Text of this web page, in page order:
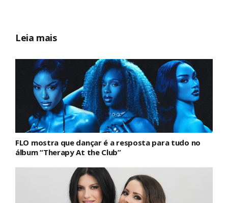
Leia mais
FLO mostra que dançar é a resposta para tudo no
álbum “Therapy At the Club”